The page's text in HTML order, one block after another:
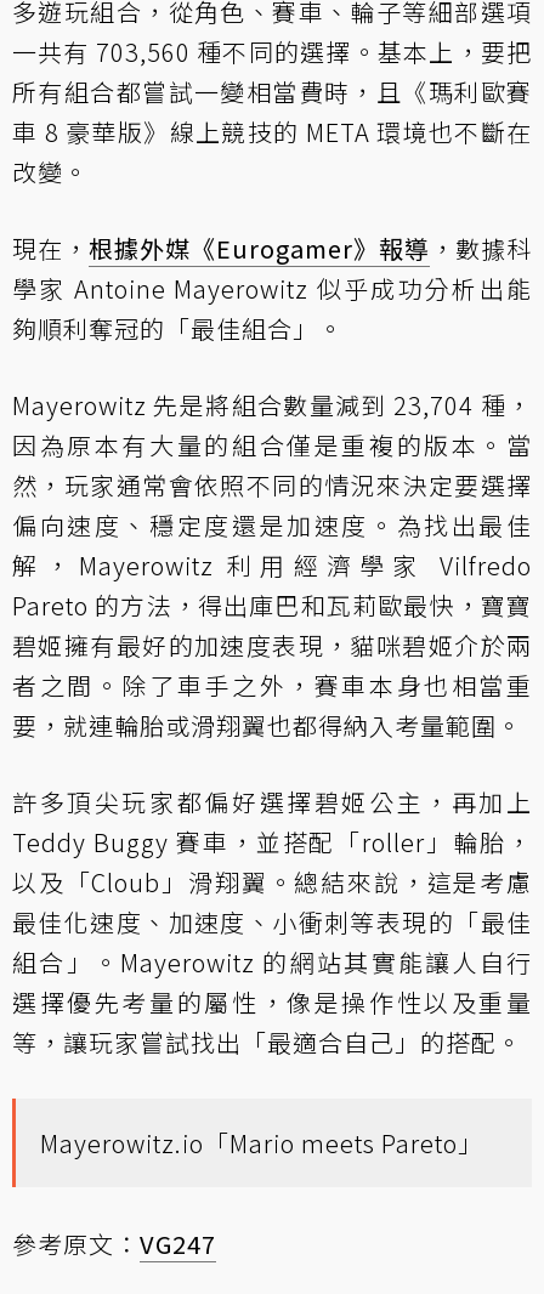
多遊玩組合，從角色、賽車、輪子等細部選項
一共有 703,560 種不同的選擇。基本上，要把
所有組合都嘗試一變相當費時，且《瑪利歐賽
車 8 豪華版》線上競技的 META 環境也不斷在
改變。
現在， 根據外媒《Eurogamer》報導 ，數據科
學家 Antoine Mayerowitz 似乎成功分析出能
夠順利奪冠的「最佳組合」。
Mayerowitz 先是將組合數量減到 23,704 種，
因為原本有大量的組合僅是重複的版本。當
然，玩家通常會依照不同的情況來決定要選擇
偏向速度、穩定度還是加速度。為找出最佳
解，Mayerowitz 利用經濟學家 Vilfredo
Pareto 的方法，得出庫巴和瓦莉歐最快，寶寶
碧姬擁有最好的加速度表現，貓咪碧姬介於兩
者之間。除了車手之外，賽車本身也相當重
要，就連輪胎或滑翔翼也都得納入考量範圍。
許多頂尖玩家都偏好選擇碧姬公主，再加上
Teddy Buggy 賽車，並搭配「roller」輪胎，
以及「Cloub」滑翔翼。總結來說，這是考慮
最佳化速度、加速度、小衝刺等表現的「最佳
組合」。Mayerowitz 的網站其實能讓人自行
選擇優先考量的屬性，像是操作性以及重量
等，讓玩家嘗試找出「最適合自己」的搭配。
Mayerowitz.io「Mario meets Pareto」
參考原文： VG247